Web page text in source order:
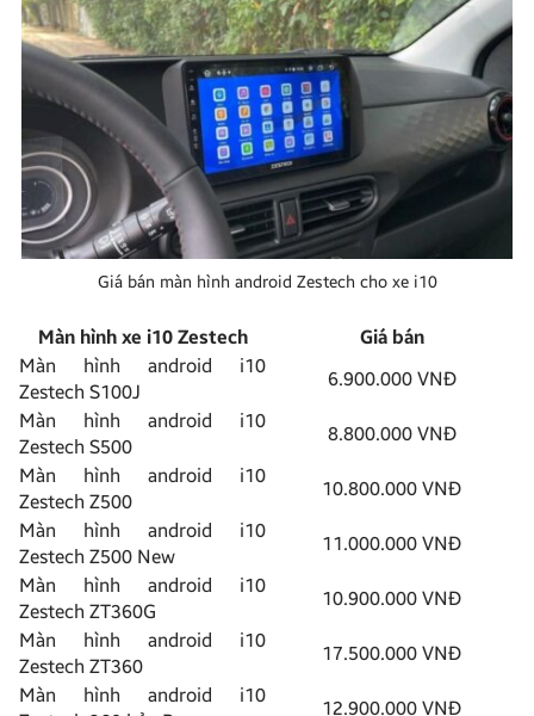
Giá bán màn hình android Zestech cho xe i10
Màn hình xe i10 Zestech
Giá bán
Màn hình android i10
Zestech S100J
6.900.000 VNĐ
Màn hình android i10
Zestech S500
8.800.000 VNĐ
Màn hình android i10
Zestech Z500
10.800.000 VNĐ
Màn hình android i10
Zestech Z500 New
11.000.000 VNĐ
Màn hình android i10
Zestech ZT360G
10.900.000 VNĐ
Màn hình android i10
Zestech ZT360
17.500.000 VNĐ
Màn hình android i10
12.900.000 VNĐ